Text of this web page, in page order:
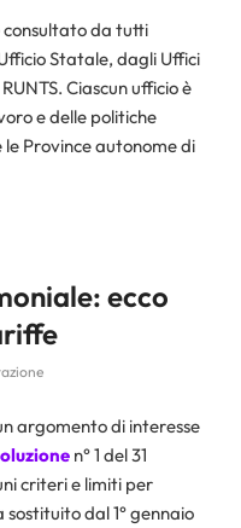
consultato da tutti
Statale, dagli Uffici
Ciascun ufficio è
e delle politiche
le Province autonome di
ecco
argomento di interesse
n° 1 del 31
criteri e limiti per
sostituito dal 1° gennaio